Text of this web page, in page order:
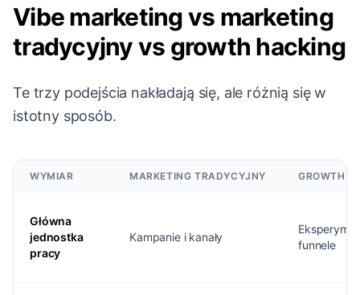
Vibe marketing vs marketing
tradycyjny vs growth hacking
Te trzy podejścia nakładają się, ale różnią się w
istotny sposób.
WYMIAR MARKETING TRADYCYJNY GROWTH
Główna
jednostka
pracy
Kampanie i kanały
funnele